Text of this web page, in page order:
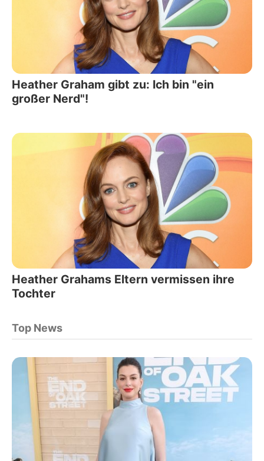
Heather Graham gibt zu: Ich bin "ein
großer Nerd"!
Heather Grahams Eltern vermissen ihre
Tochter
Top News